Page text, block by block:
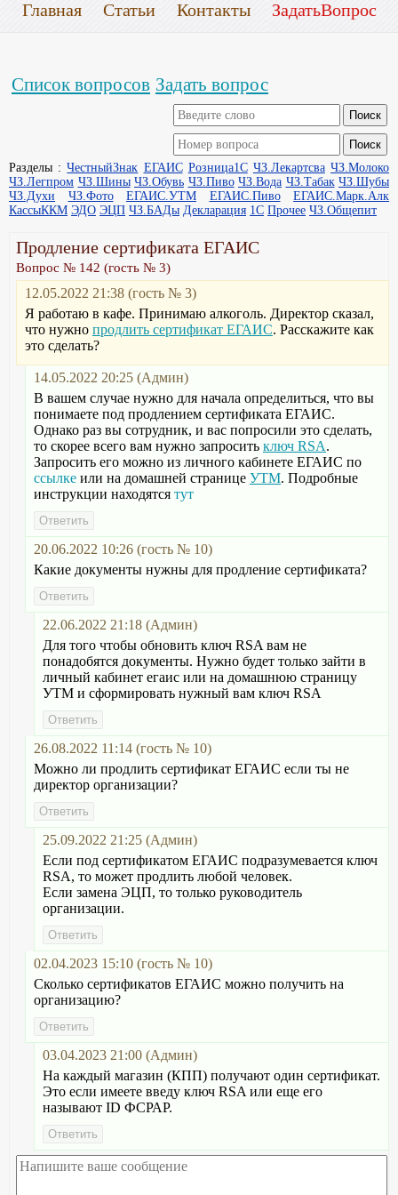
Главная Статьи Контакты ЗадатьВопрос
Список вопросов Задать вопрос
Разделы :ЧестныйЗнак ЕГАИС Розница1С ЧЗ.Лекартсва ЧЗ.Молоко
ЧЗ.Легпром ЧЗ.Шины ЧЗ.Обувь ЧЗ.Пиво ЧЗ.Вода ЧЗ.Табак ЧЗ.Шубы
ЧЗ.Духи
ЧЗ.Фото ЕГАИС.УТМ ЕГАИС.Пиво
ЕГАИС.Марк.Алк
КассыККМ ЭДО ЭЦП ЧЗ.БАДы Декларация 1С Прочее ЧЗ.Общепит
Продление сертификата ЕГАИС
Вопрос № 142 (гость № 3)
12.05.2022 21:38 (гость № 3)
Я работаю в кафе. Принимаю алкоголь. Директор сказал,
что нужно продлить сертификат ЕГАИС. Расскажите как
это сделать?
14.05.2022 20:25 (Админ)
В вашем случае нужно для начала определиться, что вы
понимаете под продлением сертификата ЕГАИС.
Однако раз вы сотрудник, и вас попросили это сделать,
то скорее всего вам нужно запросить ключ RSA.
Запросить его можно из личного кабинете ЕГАИС по
ссылке или на домашней странице УТМ. Подробные
инструкции находятся тут
20.06.2022 10:26 (гость № 10)
Какие документы нужны для продление сертификата?
22.06.2022 21:18 (Админ)
Для того чтобы обновить ключ RSA вам не
понадобятся документы. Нужно будет только зайти в
личный кабинет егаис или на домашнюю страницу
УТМ и сформировать нужный вам ключ RSA
26.08.2022 11:14 (гость № 10)
Можно ли продлить сертификат ЕГАИС если ты не
директор организации?
25.09.2022 21:25 (Админ)
Если под сертификатом ЕГАИС подразумевается ключ
RSA, то может продлить любой человек.
Если замена ЭЦП, то только руководитель
организации.
02.04.2023 15:10 (гость № 10)
Сколько сертификатов ЕГАИС можно получить на
организацию?
03.04.2023 21:00 (Админ)
На каждый магазин (КПП) получают один сертификат.
Это если имеете введу ключ RSA или еще его
называют ID ФСРАР.